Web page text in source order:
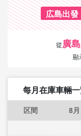
広島出發
從廣
顯
每月在庫車輛
区間 8月